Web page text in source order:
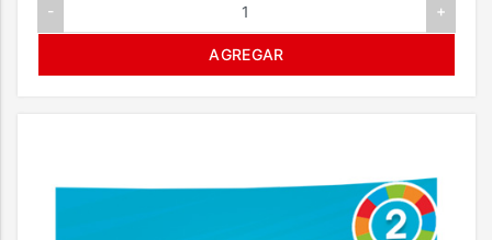
- +
AGREGAR